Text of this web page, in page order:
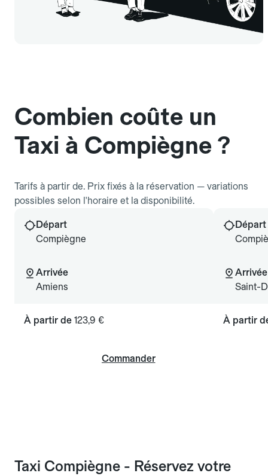
Combien coûte un
Taxi à Compiègne ?
Tarifs à partir de. Prix fixés à la réservation — variations
possibles selon l'horaire et la disponibilité.
Départ
Compiègne
Arrivée
Amiens
À partir de 123,9 €
Commander
Départ
Arrivée
Saint-
À partir
Taxi Compiègne - Réservez votre